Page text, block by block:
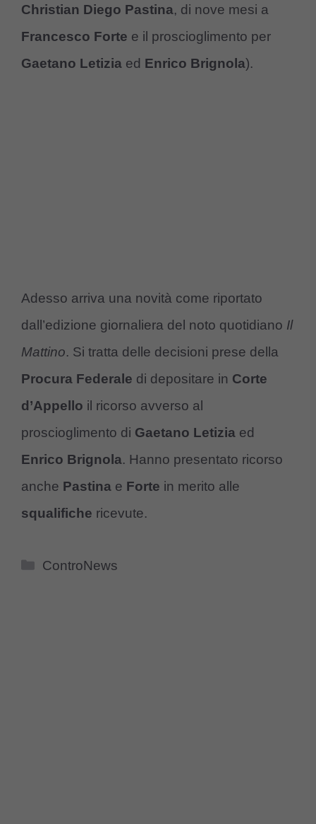
Christian Diego Pastina, di nove mesi a
Francesco Forte e il proscioglimento per
Gaetano Letizia ed Enrico Brignola).
Adesso arriva una novità come riportato
dall’edizione giornaliera del noto quotidiano Il
Mattino. Si tratta delle decisioni prese della
Procura Federale di depositare in Corte
d’Appello il ricorso avverso al
proscioglimento di Gaetano Letizia ed
Enrico Brignola. Hanno presentato ricorso
anche Pastina e Forte in merito alle
squalifiche ricevute.
Categorie
ControNews